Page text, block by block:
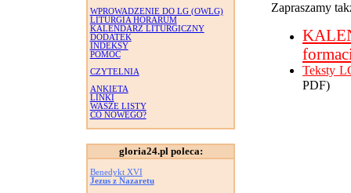
WPROWADZENIE DO LG (OWLG)
LITURGIA HORARUM
KALENDARZ LITURGICZNY
DODATEK
INDEKSY
POMOC
CZYTELNIA
ANKIETA
LINKI
WASZE LISTY
CO NOWEGO?
gloria24.pl poleca:
Benedykt XVI
Jezus z Nazaretu
Zapraszamy
Teksty
PDF)